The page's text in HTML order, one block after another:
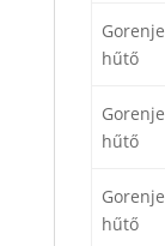
Gorenje
hűtő
Gorenje
hűtő
Gorenje
hűtő